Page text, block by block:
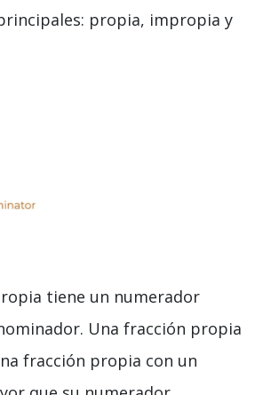
propia, impropia y
tiene un numerador
Una fracción propia
fracción propia con un